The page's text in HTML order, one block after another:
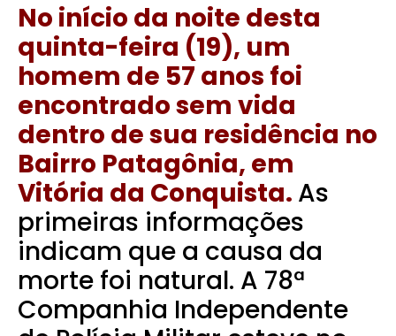
No início da noite desta
quinta-feira (19), um
homem de 57 anos foi
encontrado sem vida
dentro de sua residência no
Bairro Patagônia, em
Vitória da Conquista. As
primeiras informações
indicam que a causa da
morte foi natural. A 78ª
Companhia Independente